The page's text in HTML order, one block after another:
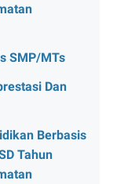
SMP/MTs
Dan
Berbasis
Tahun